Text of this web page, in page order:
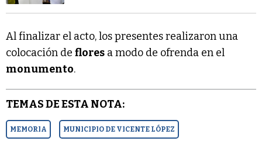
Al finalizar el acto, los presentes realizaron una
colocación de flores a modo de ofrenda en el
monumento.
TEMAS DE ESTA NOTA:
MEMORIA MUNICIPIO DE VICENTE LÓPEZ